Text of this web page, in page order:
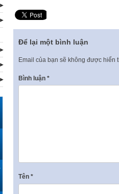
Để lại một bình luận
Email của bạn sẽ không được hiển
Bình luận *
Tên *